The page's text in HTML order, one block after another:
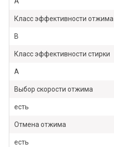
Класс эффективности отжима
B
Класс эффективности стирки
A
Выбор скорости отжима
есть
Отмена отжима
есть